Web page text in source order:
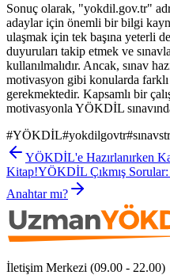
Sonuç olarak, "yokdil.gov.tr"
adaylar için önemli bir bilgi
ulaşmak için tek başına yeterli
duyuruları takip etmek ve
kullanılmalıdır. Ancak, sınav
motivasyon gibi konularda
gerekmektedir. Kapsamlı bir
motivasyonla YÖKDİL
#YÖKDİL#yokdilgovtr#
YÖKDİL'e Hazırlanırken
Kitap!YÖKDİL Çıkmış Sorular:
Anahtar mı?
İletişim Merkezi (09.00 - 22.00)